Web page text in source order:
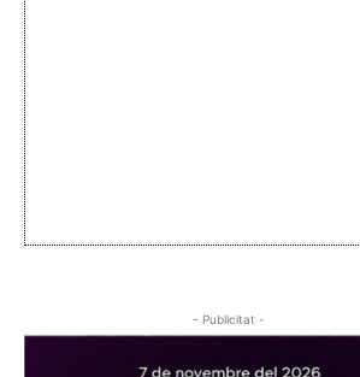
- Publicitat -